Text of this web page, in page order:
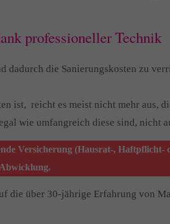
professioneller Technik
dadurch die Sanierungskosten zu
ist, reicht es meist nicht mehr aus,
wie umfangreich diese sind, nicht
Versicherung (Hausrat-, Haftpflicht-
die über 30-jährige Erfahrung von